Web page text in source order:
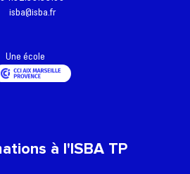
isba@isba.fr
Une école
à l'ISBA TP